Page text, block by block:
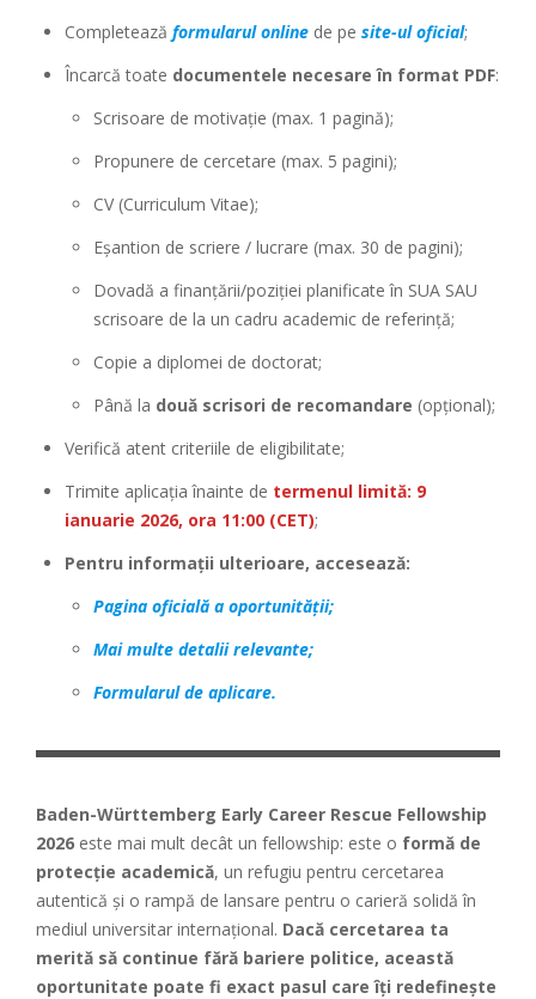
Completează formularul online de pe site-ul oficial;
Încarcă toate documentele necesare în format PDF:
Scrisoare de motivație (max. 1 pagină);
Propunere de cercetare (max. 5 pagini);
CV (Curriculum Vitae);
Eșantion de scriere / lucrare (max. 30 de pagini);
Dovadă a finanțării/poziției planificate în SUA SAU
scrisoare de la un cadru academic de referință;
Copie a diplomei de doctorat;
Până la două scrisori de recomandare (opțional);
Verifică atent criteriile de eligibilitate;
Trimite aplicația înainte de termenul limită: 9
ianuarie 2026, ora 11:00 (CET);
Pentru informații ulterioare, accesează:
Pagina oficială a oportunității;
Mai multe detalii relevante;
Formularul de aplicare.
Baden-Württemberg Early Career Rescue Fellowship
2026 este mai mult decât un fellowship: este o formă de
protecție academică, un refugiu pentru cercetarea
autentică și o rampă de lansare pentru o carieră solidă în
mediul universitar internațional. Dacă cercetarea ta
merită să continue fără bariere politice, această
oportunitate poate fi exact pasul care îți redefinește